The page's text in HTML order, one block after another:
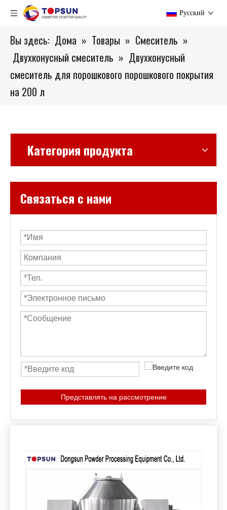
Pусский
Вы здесь: Дома » Товары » Смеситель »
Двухконусный смеситель » Двухконусный
смеситель для порошкового порошкового покрытия
на 200 л
Категория продукта
Связаться с нами
Представлять на рассмотрение